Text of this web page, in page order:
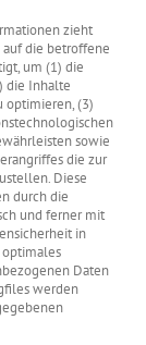
zieht
auf die betroffene
um (1) die
die Inhalte
optimieren, (3)
sowie
die zur
Diese
durch die
und ferner mit
in
Daten
werden